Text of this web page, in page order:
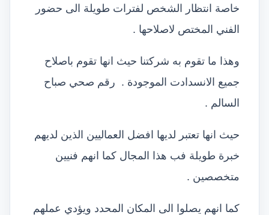
خاصة انتظار الشخص لفترات طويلة الى حضور
الفني المختص لاصلاحها .
وهذا ما تقوم به شركتنا حيث انها تقوم باصلاح
جميع الانسدادت الموجودة . رقم صحي صباح
السالم .
حيث انها تعتبر لديها افضل العماليين الذين لديهم
خبرة طويلة فب هذا المجال كما انهم فنيين
متخصصين .
كما انهم يصلوا الى المكان المحدد ويؤدي عملهم